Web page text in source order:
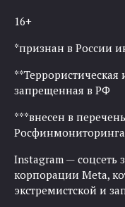
16+
*признан в России
**Террористическая
запрещенная в РФ
***внесен в
Росфинмониторинга
Instagram —
корпорации Meta,
экстремистской и